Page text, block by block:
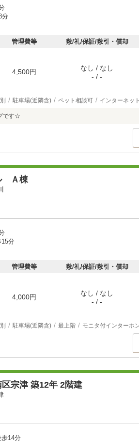
分
管理費等 敷/礼/保証/敷引・償却
4,500円
なし / なし
- / -
駐車場(近隣含) ペット相談可 インターネッ
です☆
Ａ棟
分
管理費等 敷/礼/保証/敷引・償却
4,000円
なし / なし
- / -
駐車場(近隣含) 最上階 モニタ付インターホ
宗津 築12年 2階建
14分